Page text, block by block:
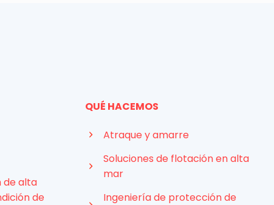
de alta
de
QUÉ HACEMOS
Atraque y amarre
Soluciones de flotación en alta
mar
Ingeniería de protección de